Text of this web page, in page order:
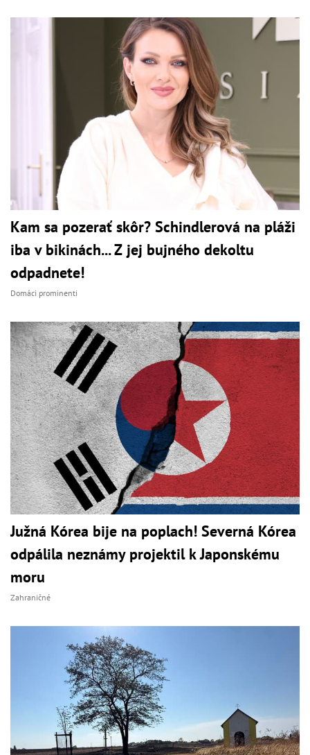
Kam sa pozerať skôr? Schindlerová na pláži
iba v bikinách... Z jej bujného dekoltu
odpadnete!
Domáci prominenti
Južná Kórea bije na poplach! Severná Kórea
odpálila neznámy projektil k Japonskému
moru
Zahraničné